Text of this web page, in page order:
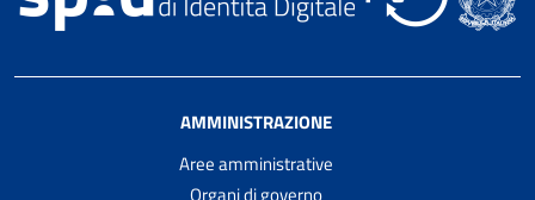
AMMINISTRAZIONE
Aree amministrative
Organi di governo